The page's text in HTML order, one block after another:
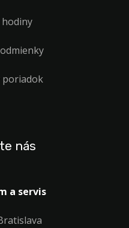
poriadok
nás
a servis